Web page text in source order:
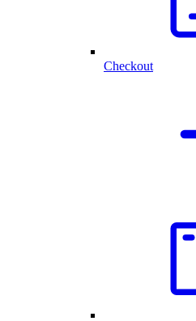
Checkout